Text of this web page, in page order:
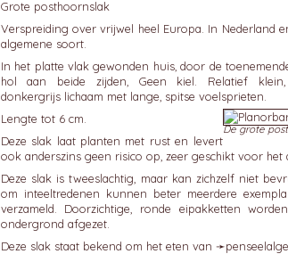
Grote posthoornslak
Verspreiding over vrijwel heel Europa. In Nederland
algemene soort.
In het platte vlak gewonden huis, door de
hol aan beide zijden, Geen kiel. Relatief klein,
donkergrijs lichaam met lange, spitse voelsprieten.
De grote
Lengte tot 6 cm.
Deze slak laat planten met rust en levert
ook anderszins geen risico op, zeer geschikt voor het
Deze slak is tweeslachtig, maar kan zichzelf niet
om inteeltredenen kunnen beter meerdere
verzameld. Doorzichtige, ronde eipakketten
ondergrond afgezet.
Deze slak staat bekend om het eten van ➛